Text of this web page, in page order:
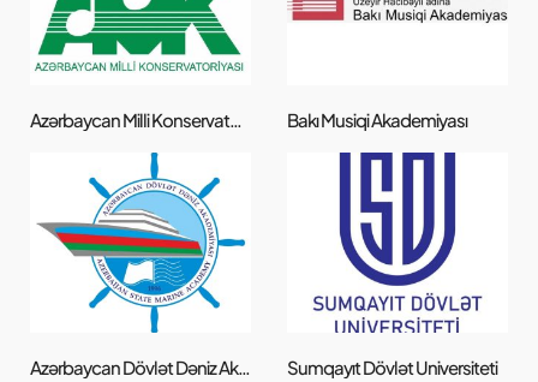
Azərbaycan Milli Konservatoriyası Bakı Musiqi Akademiyası
Azərbaycan Dövlət Dəniz Akademiyası Sumqayıt Dövlət Universiteti